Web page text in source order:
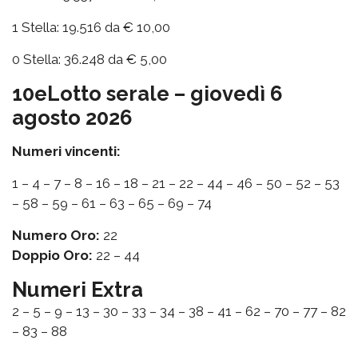
1 Stella: 19.516 da € 10,00
0 Stella: 36.248 da € 5,00
10eLotto serale – giovedì 6
agosto 2026
Numeri vincenti:
1 – 4 – 7 – 8 – 16 – 18 – 21 – 22 – 44 – 46 – 50 – 52 – 53
– 58 – 59 – 61 – 63 – 65 – 69 – 74
Numero Oro: 22
Doppio Oro: 22 – 44
Numeri Extra
2 – 5 – 9 – 13 – 30 – 33 – 34 – 38 – 41 – 62 – 70 – 77 – 82
– 83 – 88